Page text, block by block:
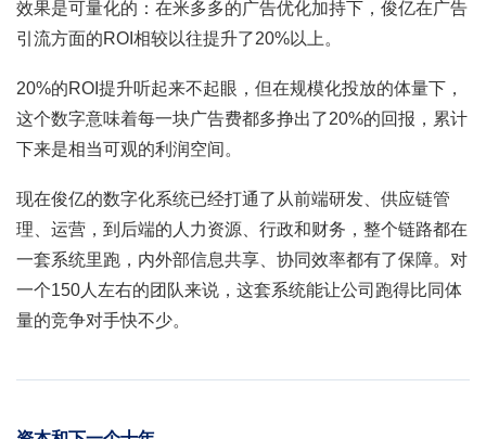
效果是可量化的：在米多多的广告优化加持下，俊亿在广告
引流方面的ROI相较以往提升了20%以上。
20%的ROI提升听起来不起眼，但在规模化投放的体量下，
这个数字意味着每一块广告费都多挣出了20%的回报，累计
下来是相当可观的利润空间。
现在俊亿的数字化系统已经打通了从前端研发、供应链管
理、运营，到后端的人力资源、行政和财务，整个链路都在
一套系统里跑，内外部信息共享、协同效率都有了保障。对
一个150人左右的团队来说，这套系统能让公司跑得比同体
量的竞争对手快不少。